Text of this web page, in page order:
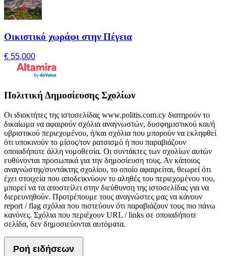
Οικιστικό χωράφι στην Πέγεια
€ 55,000
Πολιτική Δημοσίευσης Σχολίων
Οι ιδιοκτήτες της ιστοσελίδας www.politis.com.cy διατηρούν το
δικαίωμα να αφαιρούν σχόλια αναγνωστών, δυσφημιστικού και/ή
υβριστικού περιεχομένου, ή/και σχόλια που μπορούν να εκληφθεί
ότι υποκινούν το μίσος/τον ρατσισμό ή που παραβιάζουν
οποιαδήποτε άλλη νομοθεσία. Οι συντάκτες των σχολίων αυτών
ευθύνονται προσωπικά για την δημοσίευση τους. Αν κάποιος
αναγνώστης/συντάκτης σχολίου, το οποίο αφαιρείται, θεωρεί ότι
έχει στοιχεία που αποδεικνύουν το αληθές του περιεχομένου του,
μπορεί να τα αποστείλει στην διεύθυνση της ιστοσελίδας για να
διερευνηθούν. Προτρέπουμε τους αναγνώστες μας να κάνουν
report / flag σχόλια που πιστεύουν ότι παραβιάζουν τους πιο πάνω
κανόνες. Σχόλια που περιέχουν URL / links σε οποιαδήποτε
σελίδα, δεν δημοσιεύονται αυτόματα.
Ροή ειδήσεων